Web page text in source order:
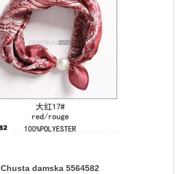
Chusta damska 5564582